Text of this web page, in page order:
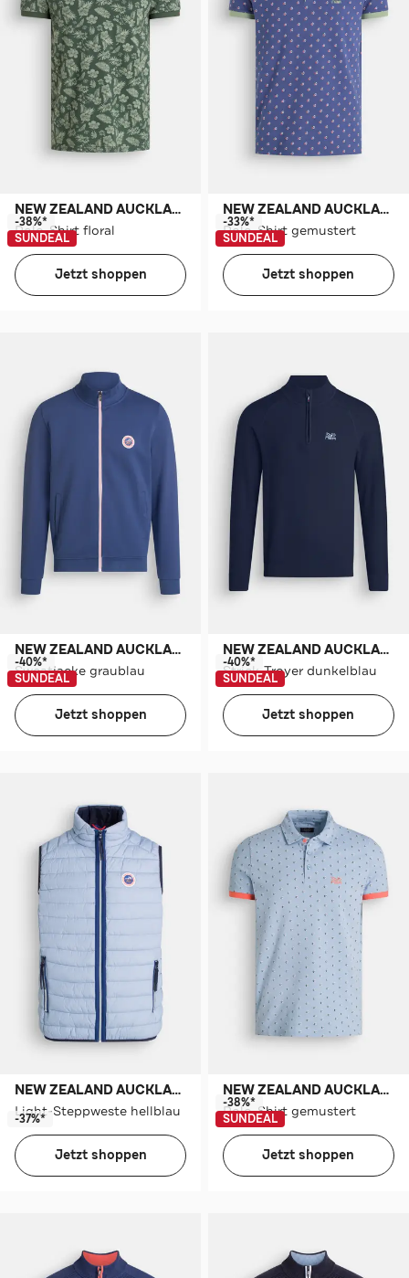
NEW ZEALAND AUCKLAND
Polo-Shirt floral
-38%*
SUNDEAL
Jetzt shoppen
NEW ZEALAND AUCKLAND
Polo-Shirt gemustert
-33%*
SUNDEAL
Jetzt shoppen
NEW ZEALAND AUCKLAND
Sweatjacke graublau
-40%*
SUNDEAL
Jetzt shoppen
NEW ZEALAND AUCKLAND
Strick-Troyer dunkelblau
-40%*
SUNDEAL
Jetzt shoppen
NEW ZEALAND AUCKLAND
Light-Steppweste hellblau
-37%*
Jetzt shoppen
NEW ZEALAND AUCKLAND
Polo-Shirt gemustert
-38%*
SUNDEAL
Jetzt shoppen